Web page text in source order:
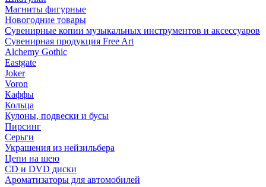
Магниты фигурные
Новогодние товары
Сувенирные копии музыкальных инструментов и аксессуаров
Сувенирная продукция Free Art
Alchemy Gothic
Eastgate
Joker
Voron
Каффы
Кольца
Кулоны, подвески и бусы
Пирсинг
Серьги
Украшения из нейзильбера
Цепи на шею
CD и DVD диски
Ароматизаторы для автомобилей